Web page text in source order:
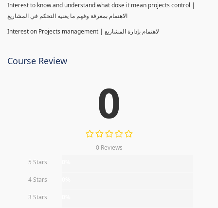
Interest to know and understand what dose it mean projects control |
الاهتمام بمعرفة وفهم ما يعنيه التحكم في المشاريع
Interest on Projects management | لاهتمام بإدارة المشاريع
Course Review
0
0 Reviews
5 Stars
4 Stars
3 Stars